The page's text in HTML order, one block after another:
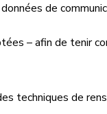
de
– afin de tenir
techniques de